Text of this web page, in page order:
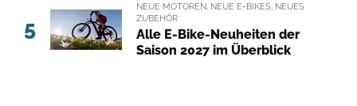
5
NEUE MOTOREN, NEUE E-BIKES, NEUES
ZUBEHÖR
Alle E-Bike-Neuheiten der
Saison 2027 im Überblick